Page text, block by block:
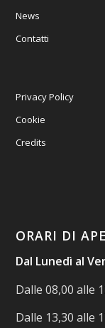
News
Contatti
Privacy Policy
Cookie
Credits
ORARI DI
Dal Lunedì al
Dalle 08,00 alle
Dalle 13,30 alle